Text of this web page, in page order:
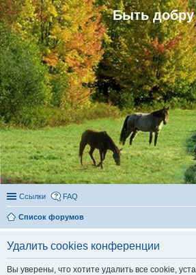
Быть добру
Ссылки FAQ
Список форумов
Удалить cookies конференции
Вы уверены, что хотите удалить все cookie,